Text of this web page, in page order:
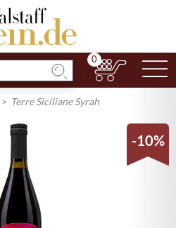
0
Terre Siciliane Syrah
-10%